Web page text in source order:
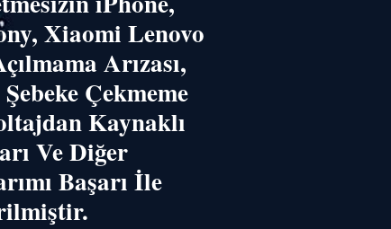
Xiaomi Lenovo
Arızası,
Çekmeme
Kaynaklı
Ve Diğer
Başarı İle